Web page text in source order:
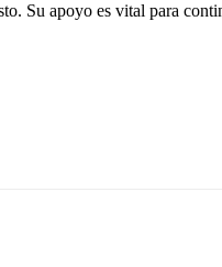
Su apoyo es vital para